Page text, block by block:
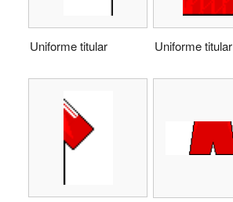
Uniforme titular Uniforme titular